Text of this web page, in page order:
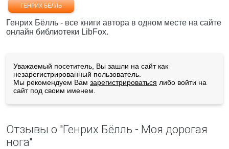
ГЕНРИХ БЁЛЛЬ
Генрих Бёлль - все книги автора в одном месте на сайте
онлайн библиотеки LibFox.
Уважаемый посетитель, Вы зашли на сайт как
незарегистрированный пользователь.
Мы рекомендуем Вам зарегистрироваться либо войти на
сайт под своим именем.
Отзывы о "Генрих Бёлль - Моя дорогая
нога"